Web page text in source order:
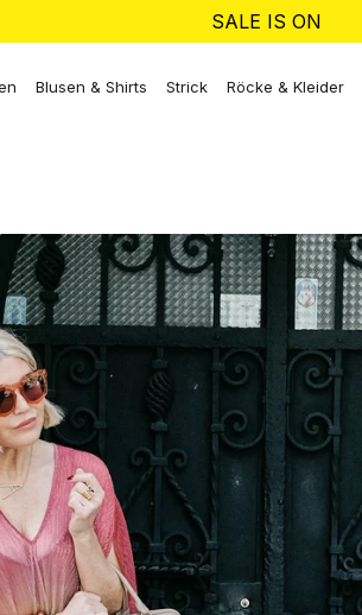
SALE IS ON
Blusen & Shirts Strick Röcke & Kleider